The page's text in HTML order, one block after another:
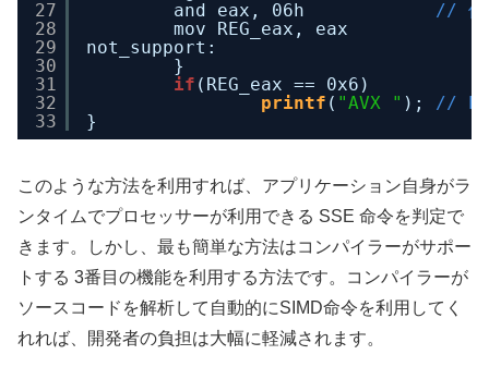
27
28
29
30
31
32
33
and eax, 06h // 使
mov REG_eax, eax
not_support:
}
if (REG_eax == 0x6)
printf ( "AVX " ); //
}
このような方法を利用すれば、アプリケーション自身がラ
ンタイムでプロセッサーが利用できる SSE 命令を判定で
きます。しかし、最も簡単な方法はコンパイラーがサポー
トする 3番目の機能を利用する方法です。コンパイラーが
ソースコードを解析して自動的にSIMD命令を利用してく
れれば、開発者の負担は大幅に軽減されます。